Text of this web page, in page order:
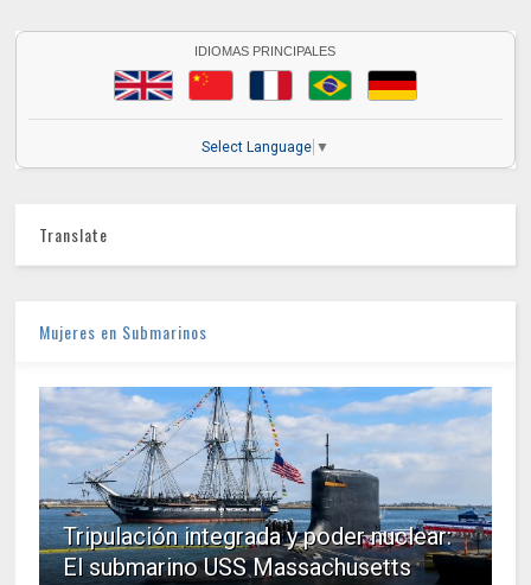
IDIOMAS PRINCIPALES
Select Language ▼
Translate
Mujeres en Submarinos
Tripulación integrada y poder nuclear:
El submarino USS Massachusetts